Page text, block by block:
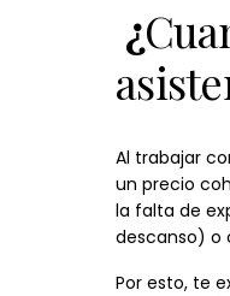
¿
Al trabajar
un precio
la falta de
descanso) o
Por esto, te